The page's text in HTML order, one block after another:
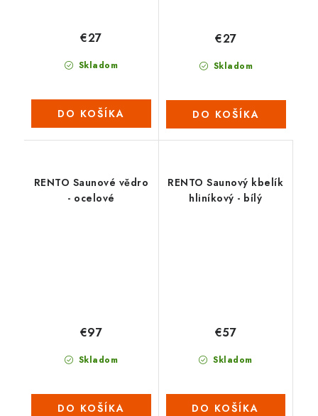
Skladom
€27
DO KOŠÍKA
Skladom
€27
DO KOŠÍKA
RENTO Saunové vědro
- ocelové
Skladom
€97
DO KOŠÍKA
RENTO Saunový kbelík
hliníkový - bílý
Skladom
€57
DO KOŠÍKA